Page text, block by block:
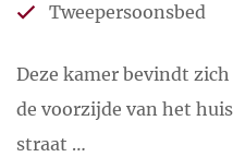
Tweepersoonsbed
Deze kamer bevindt
de voorzijde van het
straat …